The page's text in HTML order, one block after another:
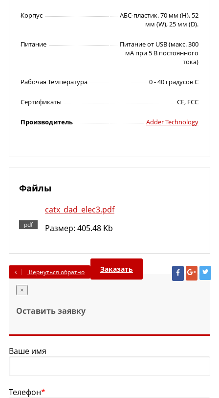
Корпус
АБС-пластик. 70 мм (H), 52
мм (W), 25 мм (D).
Питание
Питание от USB (макс. 300
мА при 5 В постоянного
тока)
Рабочая Температура 0 - 40 градусов C
Сертификаты CE, FCC
Производитель Adder Technology
Файлы
catx_dad_elec3.pdf
Размер: 405.48 Kb
Вернуться обратно Заказать
×
Оставить заявку
Ваше имя
Телефон*